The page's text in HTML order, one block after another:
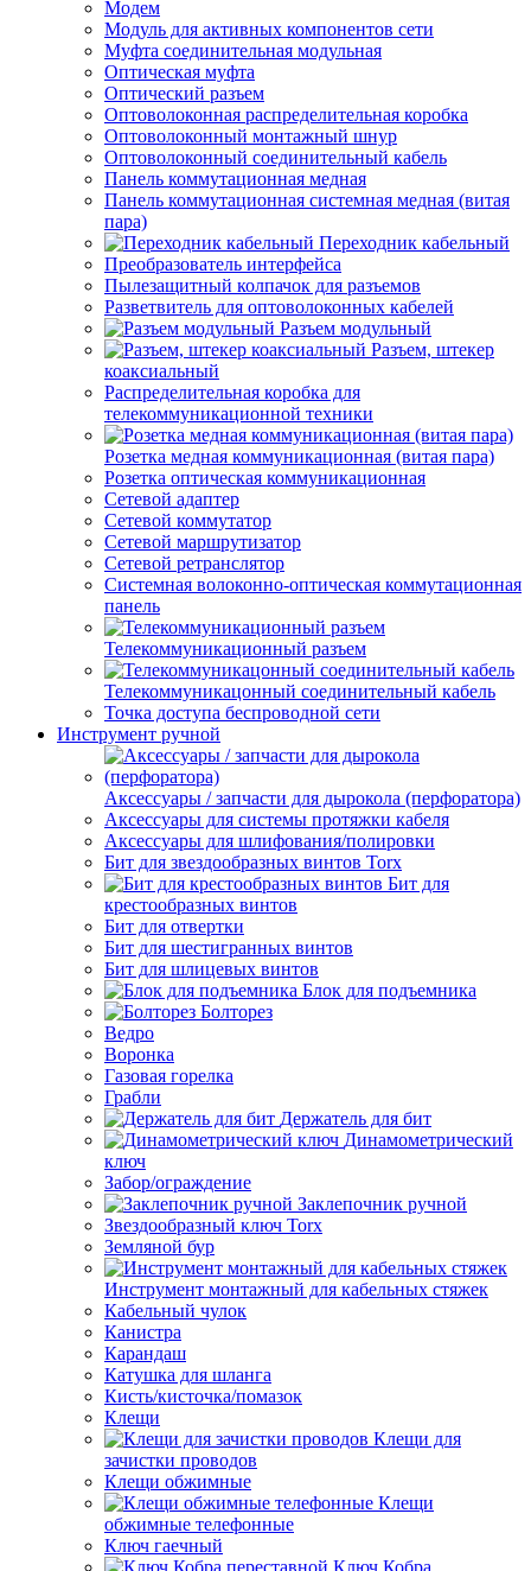
Модем
Модуль для активных компонентов сети
Муфта соединительная модульная
Оптическая муфта
Оптический разъем
Оптоволоконная распределительная коробка
Оптоволоконный монтажный шнур
Оптоволоконный соединительный кабель
Панель коммутационная медная
Панель коммутационная системная медная (витая
пара)
Переходник кабельный
Преобразователь интерфейса
Пылезащитный колпачок для разъемов
Разветвитель для оптоволоконных кабелей
Разъем модульный
Разъем, штекер
коаксиальный
Распределительная коробка для
телекоммуникационной техники
Розетка медная коммуникационная (витая пара)
Розетка оптическая коммуникационная
Сетевой адаптер
Сетевой коммутатор
Сетевой маршрутизатор
Сетевой ретранслятор
Системная волоконно-оптическая коммутационная
панель
Телекоммуникационный разъем
Телекоммуникацонный соединительный кабель
Точка доступа беспроводной сети
Инструмент ручной
Аксессуары / запчасти для дырокола (перфоратора)
Аксессуары для системы протяжки кабеля
Аксессуары для шлифования/полировки
Бит для звездообразных винтов Torx
Бит для
крестообразных винтов
Бит для отвертки
Бит для шестигранных винтов
Бит для шлицевых винтов
Блок для подъемника
Болторез
Ведро
Воронка
Газовая горелка
Грабли
Держатель для бит
Динамометрический
ключ
Забор/ограждение
Заклепочник ручной
Звездообразный ключ Torx
Земляной бур
Инструмент монтажный для кабельных стяжек
Кабельный чулок
Канистра
Карандаш
Катушка для шланга
Кисть/кисточка/помазок
Клещи
Клещи для
зачистки проводов
Клещи обжимные
Клещи
обжимные телефонные
Ключ гаечный
Ключ Кобра